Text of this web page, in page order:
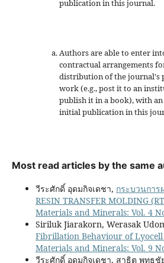
publication in this journal.
Authors are able to enter
contractual arrangements
distribution of the journal's
work (e.g., post it to an
publish it in a book), with
initial publication in this
Most read articles by the same
วีระศักดิ์ อุดมกิจเดชา, กระบวนการ
RESIN TRANSFER MOLDING
Materials and Minerals: Vol. 4
Siriluk Jiarakorn, Werasak
Fibrillation Behaviour of Lyocell
Materials and Minerals: Vol. 9
วีระศักดิ์ อุดมกิจเดชา, สาธิต พุทธชั